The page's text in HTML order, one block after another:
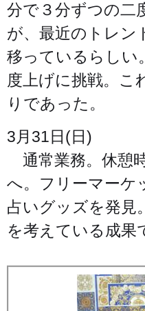
分で３分ずつの二
が、最近のトレン
移っているらしい
度上げに挑戦。こ
りであった。
3月31日(日)
通常業務。休憩
へ。フリーマーケ
占いグッズを発見
を考えている成果